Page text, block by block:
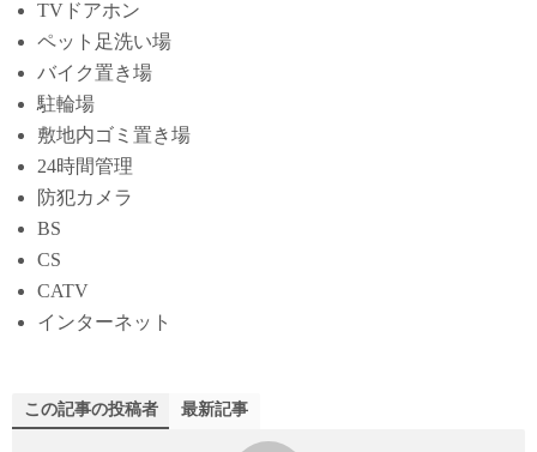
TVドアホン
ペット足洗い場
バイク置き場
駐輪場
敷地内ゴミ置き場
24時間管理
防犯カメラ
BS
CS
CATV
インターネット
この記事の投稿者 最新記事